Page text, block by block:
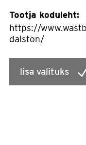
Tootja koduleht:
https://
dalston/
lisa valituks